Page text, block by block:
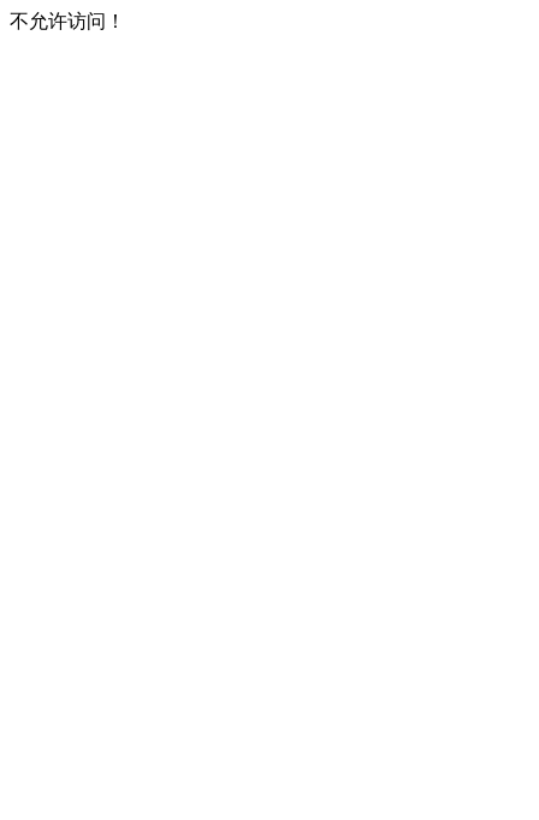
不允许访问！